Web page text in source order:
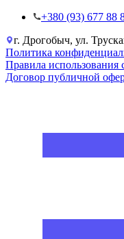
+38‎0 (93) 677 88
г. Дрогобыч, ул.
Политика
Правила использования
Договор публичной